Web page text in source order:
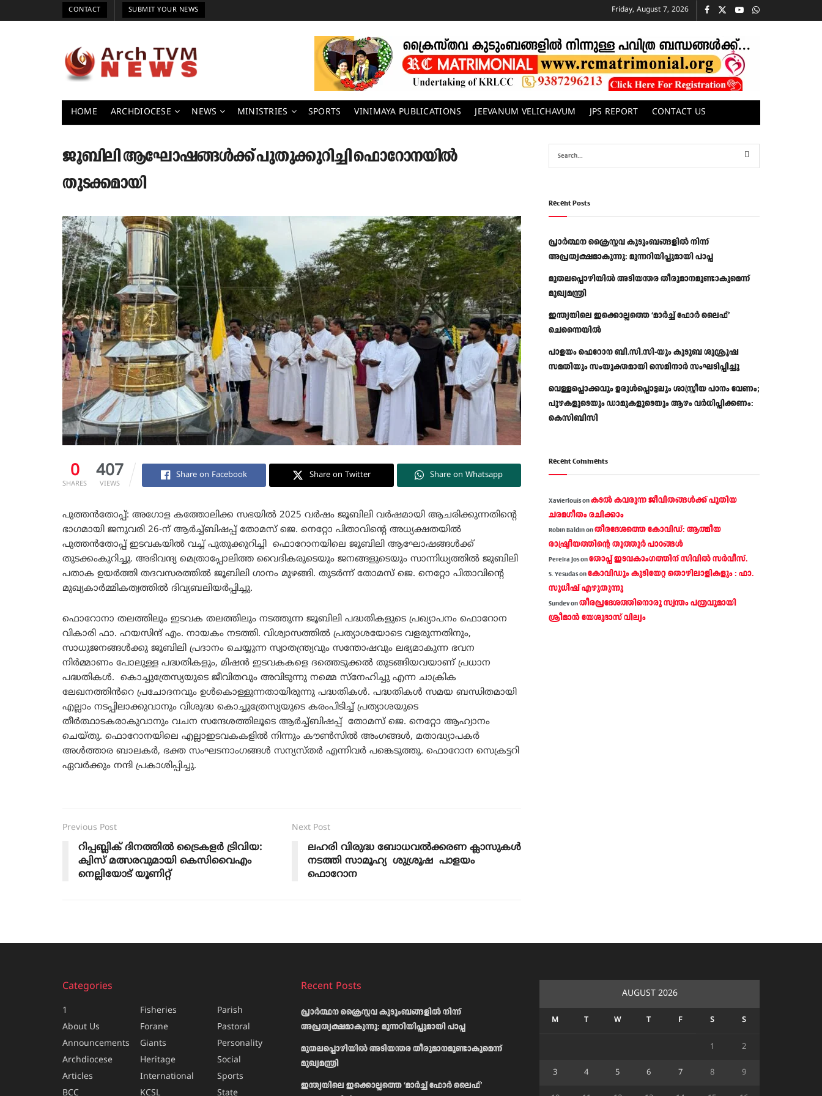
CONTACT SUBMIT YOUR NEWS Friday, August 7, 2026
HOME ARCHDIOCESE NEWS MINISTRIES SPORTS VINIMAYA PUBLICATIONS JEEVANUM VELICHAVUM JPS REPORT CONTACT US
ജൂബിലി ആഘോഷങ്ങൾക്ക് പുതുക്കുറിച്ചി ഫൊറോനയിൽ
തുടക്കമായി
0
SHARES
407
VIEWS
Share on Facebook Share on Twitter Share on Whatsapp
പുത്തൻതോപ്പ്: അഗോള കത്തോലിക്ക സഭയിൽ 2025 വർഷം ജൂബിലി വർഷമായി ആചരിക്കുന്നതിന്റെ
ഭാഗമായി ജനുവരി 26-ന്‌ ആർച്ച്ബിഷപ്പ് തോമസ് ജെ. നെറ്റോ പിതാവിന്റെ അധ്യക്ഷതയിൽ
പുത്തൻതോപ്പ് ഇടവകയിൽ വച്ച് പുതുക്കുറിച്ചി ഫൊറോനയിലെ ജൂബിലി ആഘോഷങ്ങൾക്ക്
തുടക്കംകുറിച്ചു. അഭിവന്ദ്യ മെത്രാപ്പോലിത്ത വൈദികരുടെയും ജനങ്ങളുടെയും സാന്നിധ്യത്തിൽ ജുബിലി
പതാക ഉയർത്തി തദവസരത്തിൽ ജൂബിലി ഗാനം മുഴങ്ങി. തുടർന്ന് തോമസ് ജെ. നെറ്റോ പിതാവിന്റെ
മുഖ്യകാർമ്മികത്വത്തിൽ ദിവ്യബലിയർപ്പിച്ചു.
ഫൊറോനാ തലത്തിലും ഇടവക തലത്തിലും നടത്തുന്ന ജൂബിലി പദ്ധതികളുടെ പ്രഖ്യാപനം ഫൊറോന
വികാരി ഫാ. ഹയസിന്ദ് എം. നായകം നടത്തി. വിശ്വാസത്തിൽ പ്രത്യാശയോടെ വളരുന്നതിനും,
സാധുജനങ്ങൾക്കു ജൂബിലി പ്രദാനം ചെയ്യുന്ന സ്വാതന്ത്ര്യവും സന്തോഷവും ലഭ്യമാകുന്ന ഭവന
നിർമ്മാണം പോലുള്ള പദ്ധതികളും, മിഷൻ ഇടവകകളെ ദത്തെടുക്കൽ തുടങ്ങിയവയാണ്‌ പ്രധാന
പദ്ധതികൾ. കൊച്ചുത്രേസ്യയുടെ ജീവിതവും അവിടുന്നു നമ്മെ സ്നേഹിച്ചു എന്ന ചാക്രിക
ലേഖനത്തിൻറെ പ്രചോദനവും ഉൾകൊള്ളുന്നതായിരുന്നു പദ്ധതികൾ. പദ്ധതികൾ സമയ ബന്ധിതമായി
എല്ലാം നടപ്പിലാക്കുവാനും വിശുദ്ധ കൊച്ചുത്രേസ്യയുടെ കരംപിടിച്ച് പ്രത്യാശയുടെ
തീർത്ഥാടകരാകുവാനും വചന സന്ദേശത്തിലൂടെ ആർച്ച്ബിഷപ്പ് തോമസ് ജെ. നെറ്റോ ആഹ്വാനം
ചെയ്തു. ഫൊറോനയിലെ എല്ലാഇടവകകളിൽ നിന്നും കൗൺസിൽ അംഗങ്ങൾ, മതാദ്ധ്യാപകർ
അൾത്താര ബാലകർ, ഭക്ത സംഘടനാംഗങ്ങൾ സന്യസ്തർ എന്നിവർ പങ്കെടുത്തു. ഫൊറോന സെക്രട്ടറി
ഏവർക്കും നന്ദി പ്രകാശിപ്പിച്ചു.
Previous Post
റിപ്പബ്ലിക് ദിനത്തിൽ ട്രൈകളർ ട്രിവിയ:
ക്വിസ് മത്സരവുമായി കെസിവൈഎം
നെല്ലിയോട് യൂണിറ്റ്
Next Post
ലഹരി വിരുദ്ധ ബോധവൽക്കരണ ക്ലാസുകൾ
നടത്തി സാമൂഹ്യ ശുശ്രൂഷ പാളയം
ഫൊറോന
Recent Posts
പ്രാര്‍ത്ഥന ക്രൈസ്തവ കുടുംബങ്ങളില്‍ നിന്ന്
അപ്രത്യക്ഷമാകുന്നു: മുന്നറിയിപ്പുമായി പാപ്പ
മുതലപ്പൊഴിയിൽ അടിയന്തര തീരുമാനമുണ്ടാകുമെന്ന്
മുഖ്യമന്ത്രി
ഇന്ത്യയിലെ ഇക്കൊല്ലത്തെ ‘മാർച്ച് ഫോർ ലൈഫ്’
ചെന്നൈയിൽ
പാളയം ഫെറോന ബി.സി.സി-യും കുടുബ ശുശ്രൂഷ
സമതിയും സംയുക്തമായി സെമിനാർ സംഘടിപ്പിച്ചു
വെള്ളപ്പൊക്കവും ഉരുള്‍പ്പൊട്ടലും ശാസ്ത്രീയ പഠനം വേണം;
പുഴകളുടെയും ഡാമുകളുടെയും ആഴം വര്‍ധിപ്പിക്കണം:
കെസിബിസി
Recent Comments
Xavierlouisonകടല്‍ കവരുന്ന ജീവിതങ്ങള്‍ക്ക് പുതിയ
ചരമഗീതം രചിക്കാം
Robin Baldinonതീരദേശത്തെ കോവിഡ്: ആത്മീയ
രാഷ്ട്രീയത്തിന്റെ തൂത്തൂര്‍ പാഠങ്ങൾ
Pereira Josonതോപ്പ് ഇടവകാംഗത്തിന് സിവിൽ സർവീസ്.
S. Yesudasonകോവിഡും കുടിയേറ്റ തൊഴിലാളികളും : ഫാ.
സുധീഷ് എഴുതുന്നു
Sundevonതീരപ്രദേശത്തിനൊരു സ്വന്തം പത്രവുമായി
ശ്രീമാന്‍ യേശുദാസ് വില്യം
Categories
1
About Us
Announcements
Archdiocese
Articles
BCC
Fisheries
Forane
Giants
Heritage
International
KCSL
Parish
Pastoral
Personality
Social
Sports
State
Recent Posts
പ്രാര്‍ത്ഥന ക്രൈസ്തവ കുടുംബങ്ങളില്‍ നിന്ന്
അപ്രത്യക്ഷമാകുന്നു: മുന്നറിയിപ്പുമായി പാപ്പ
മുതലപ്പൊഴിയിൽ അടിയന്തര തീരുമാനമുണ്ടാകുമെന്ന്
മുഖ്യമന്ത്രി
ഇന്ത്യയിലെ ഇക്കൊല്ലത്തെ ‘മാർച്ച് ഫോർ ലൈഫ്’
AUGUST 2026
M T W T F S S
1 2
3 4 5 6 7 8 9